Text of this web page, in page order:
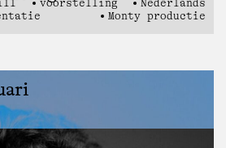
voorstelling
Nederlands
Monty productie